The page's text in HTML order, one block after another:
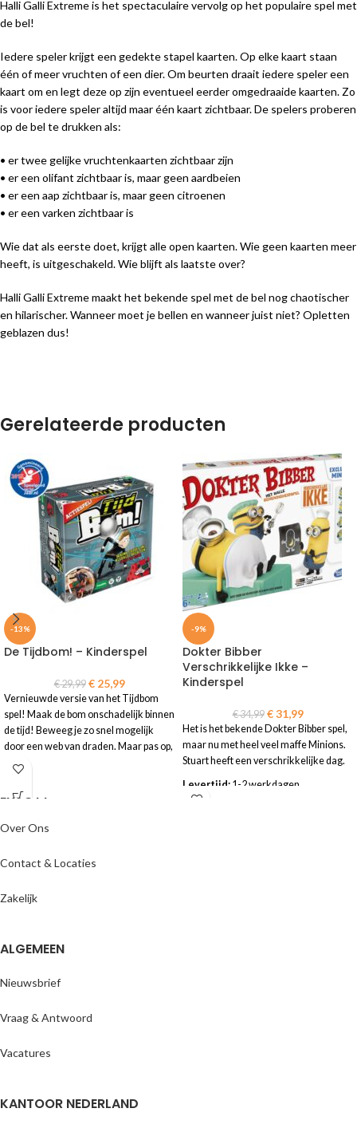
Halli Galli Extreme is het spectaculaire vervolg op het populaire spel met
de bel!
Iedere speler krijgt een gedekte stapel kaarten. Op elke kaart staan
één of meer vruchten of een dier. Om beurten draait iedere speler een
kaart om en legt deze op zijn eventueel eerder omgedraaide kaarten. Zo
is voor iedere speler altijd maar één kaart zichtbaar. De spelers proberen
op de bel te drukken als:
• er twee gelijke vruchtenkaarten zichtbaar zijn
• er een olifant zichtbaar is, maar geen aardbeien
• er een aap zichtbaar is, maar geen citroenen
• er een varken zichtbaar is
Wie dat als eerste doet, krijgt alle open kaarten. Wie geen kaarten meer
heeft, is uitgeschakeld. Wie blijft als laatste over?
Halli Galli Extreme maakt het bekende spel met de bel nog chaotischer
en hilarischer. Wanneer moet je bellen en wanneer juist niet? Opletten
geblazen dus!
Gerelateerde producten
-13%
De Tijdbom! – Kinderspel
€29,99 €25,99
Vernieuwde versie van het Tijdbom
spel! Maak de bom onschadelijk binnen
de tijd! Beweeg je zo snel mogelijk
door een web van draden. Maar pas op,
raak je de draden aan dan tikt de tijd
Levertijd:
-9%
Dokter Bibber
Verschrikkelijke Ikke –
Kinderspel
€34,99 €31,99
Het is het bekende Dokter Bibber spel,
maar nu met heel veel maffe Minions.
Stuart heeft een verschrikkelijke dag.
Levertijd: 1-2 werkdagen
ENJOYY
Over Ons
Contact & Locaties
Zakelijk
ALGEMEEN
Nieuwsbrief
Vraag & Antwoord
Vacatures
KANTOOR NEDERLAND